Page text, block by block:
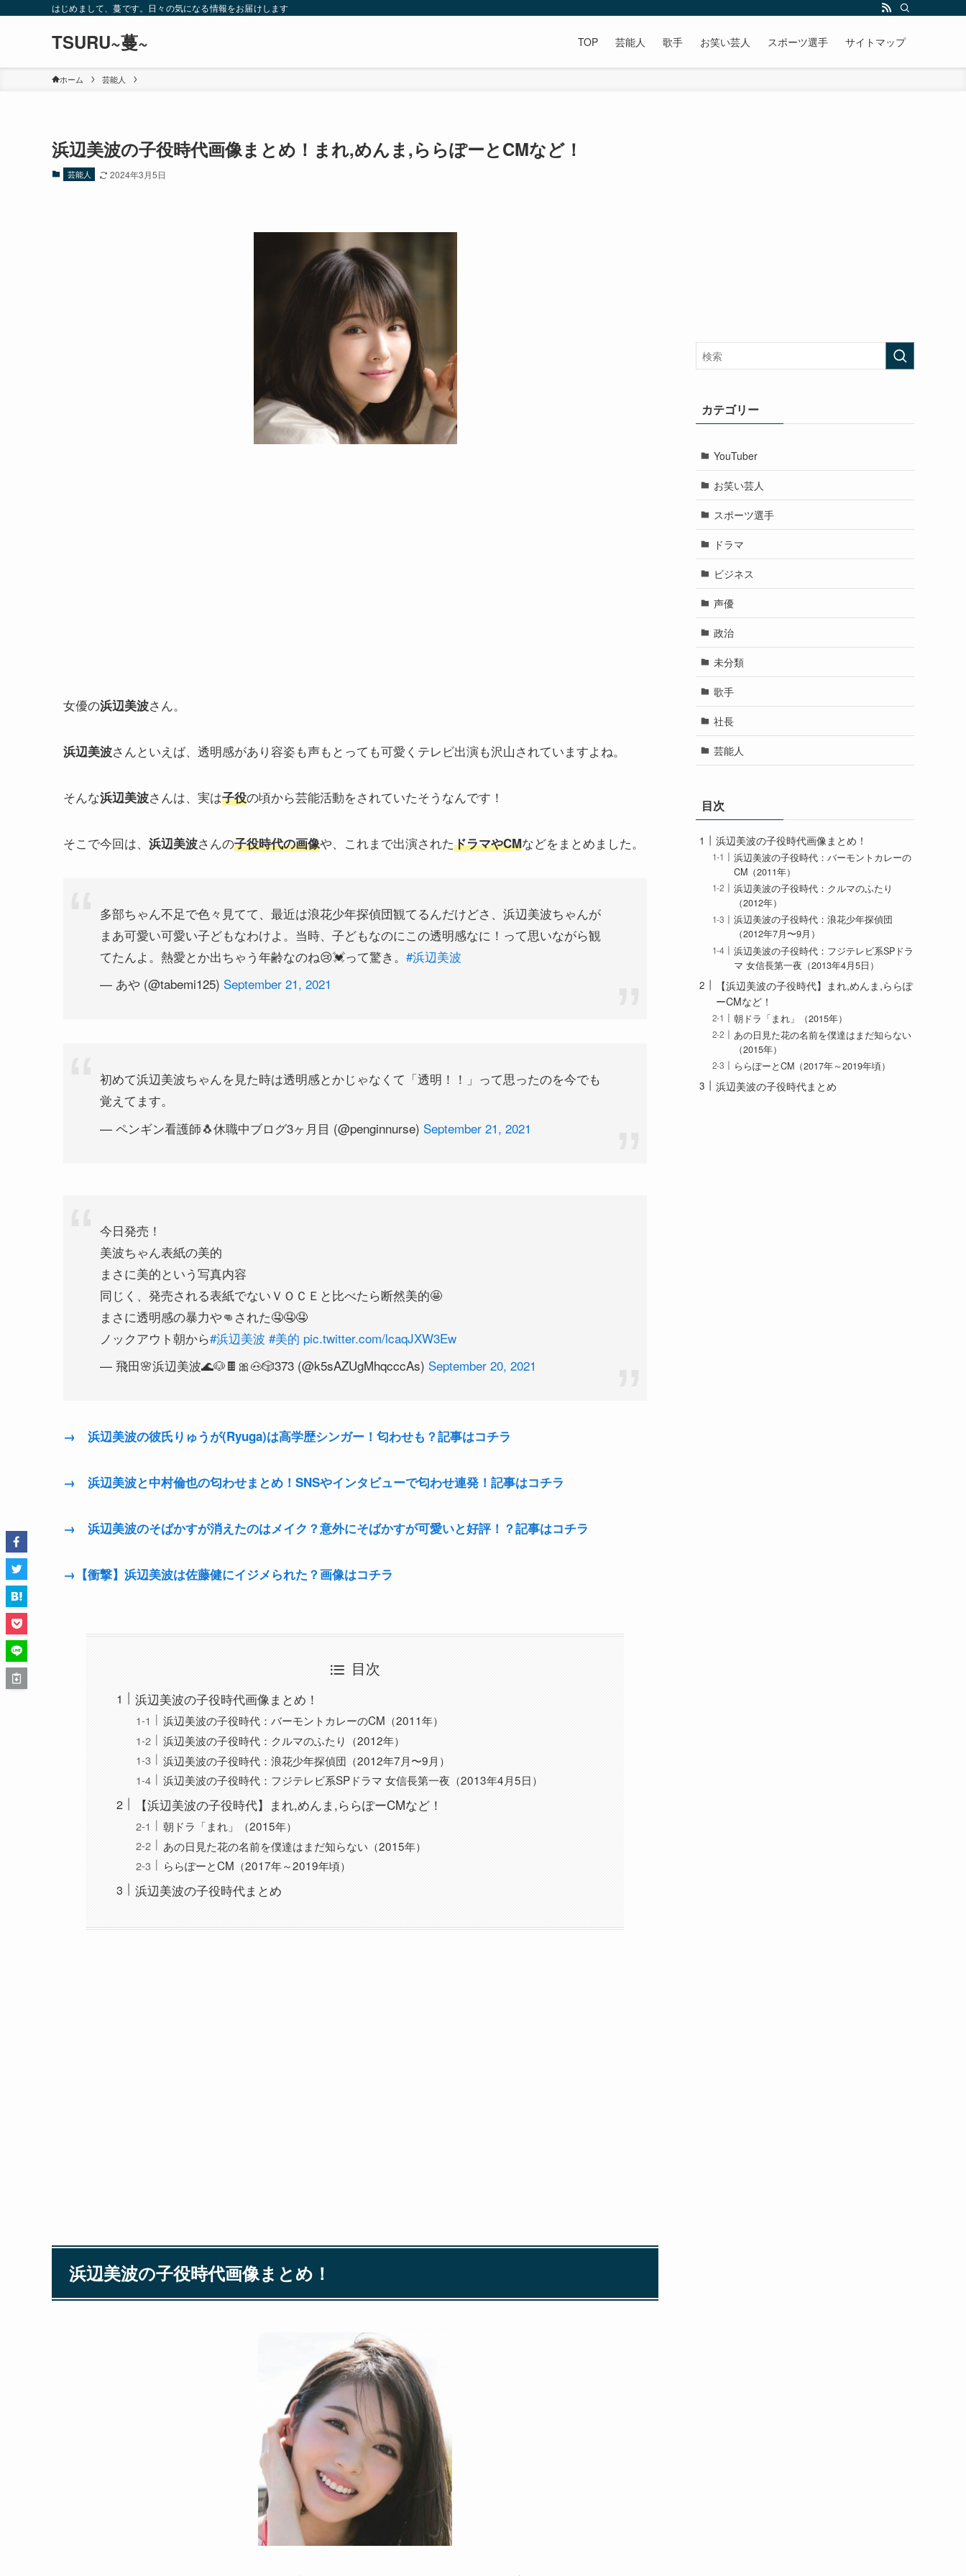
はじめまして、蔓です。日々の気になる情報をお届けします
TSURU~蔓~ TOP 芸能人 歌手 お笑い芸人 スポーツ選手 サイトマップ
ホーム 芸能人
浜辺美波の子役時代画像まとめ！まれ,めんま,ららぽーとCMなど！
芸能人 2024年3月5日
女優の浜辺美波さん。
浜辺美波さんといえば、透明感があり容姿も声もとっても可愛くテレビ出演も沢山されていますよね。
そんな浜辺美波さんは、実は子役の頃から芸能活動をされていたそうなんです！
そこで今回は、 浜辺美波さんの子役時代の画像や、これまで出演されたドラマやCMなどをまとめました。
多部ちゃん不足で色々見てて、最近は浪花少年探偵団観てるんだけどさ、浜辺美波ちゃんが
まあ可愛い可愛い子どもなわけよ。当時、子どもなのにこの透明感なに！って思いながら観
てたんよ。熱愛とか出ちゃう年齢なのね😢💓って驚き。 #浜辺美波
— あや (@tabemi125) September 21, 2021
初めて浜辺美波ちゃんを見た時は透明感とかじゃなくて「透明！！」って思ったのを今でも
覚えてます。
— ペンギン看護師🐧休職中ブログ3ヶ月目 (@penginnurse) September 21, 2021
今日発売！
美波ちゃん表紙の美的
まさに美的という写真内容
同じく、発売される表紙でないＶＯＣＥと比べたら断然美的🤩
まさに透明感の暴力や👊された🤤🤤🤤
ノックアウト朝から #浜辺美波 #美的
pic.twitter.com/lcaqJXW3Ew
— 飛田🌸浜辺美波🌊🐶🍫🎀🐽🎲373 (@k5sAZUgMhqcccAs) September 20, 2021
→ 浜辺美波の彼氏りゅうが(Ryuga)は高学歴シンガー！匂わせも？記事はコチラ
→ 浜辺美波と中村倫也の匂わせまとめ！SNSやインタビューで匂わせ連発！記事はコチラ
→ 浜辺美波のそばかすが消えたのはメイク？意外にそばかすが可愛いと好評！？記事はコチラ
→【衝撃】浜辺美波は佐藤健にイジメられた？画像はコチラ
目次
浜辺美波の子役時代画像まとめ！
浜辺美波の子役時代：バーモントカレーのCM（2011年）
浜辺美波の子役時代：クルマのふたり（2012年）
浜辺美波の子役時代：浪花少年探偵団（2012年7月〜9月）
浜辺美波の子役時代：フジテレビ系SPドラマ 女信長第一夜（2013年4月5日）
【浜辺美波の子役時代】まれ,めんま,ららぽーCMなど！
朝ドラ「まれ」（2015年）
あの日見た花の名前を僕達はまだ知らない（2015年）
ららぽーとCM（2017年～2019年頃）
浜辺美波の子役時代まとめ
浜辺美波の子役時代画像まとめ！
カテゴリー
YouTuber
お笑い芸人
スポーツ選手
ドラマ
ビジネス
声優
政治
未分類
歌手
社長
芸能人
目次
浜辺美波の子役時代画像まとめ！
浜辺美波の子役時代：バーモントカレーの
CM（2011年）
浜辺美波の子役時代：クルマのふたり
（2012年）
浜辺美波の子役時代：浪花少年探偵団
（2012年7月〜9月）
浜辺美波の子役時代：フジテレビ系SPドラ
マ 女信長第一夜（2013年4月5日）
【浜辺美波の子役時代】まれ,めんま,ららぽ
ーCMなど！
朝ドラ「まれ」（2015年）
あの日見た花の名前を僕達はまだ知らない
（2015年）
ららぽーとCM（2017年～2019年頃）
浜辺美波の子役時代まとめ